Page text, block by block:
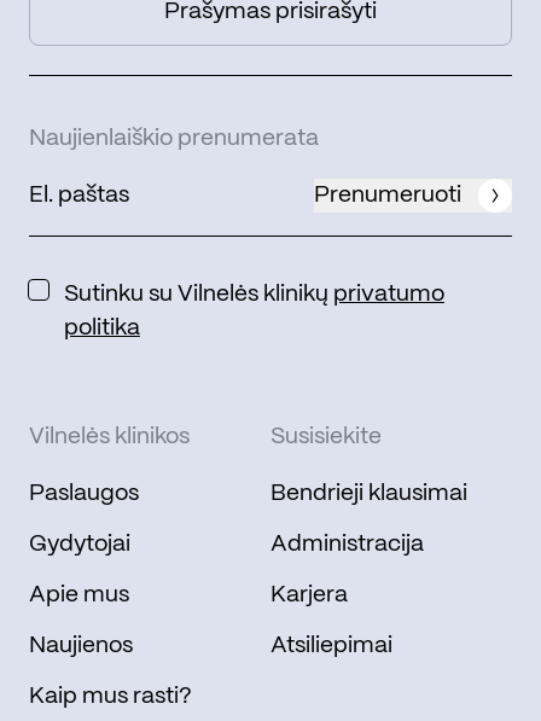
Prašymas prisirašyti
Naujienlaiškio prenumerata
Prenumeruoti
Sutinku su Vilnelės klinikų privatumo
politika
Vilnelės klinikos
Paslaugos
Gydytojai
Apie mus
Naujienos
Kaip mus rasti?
Susisiekite
Bendrieji klausimai
Administracija
Karjera
Atsiliepimai